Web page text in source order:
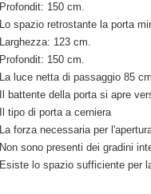
Profondit: 150 cm.
Lo spazio retrostante la porta
Larghezza: 123 cm.
Profondit: 150 cm.
La luce netta di passaggio 85
Il battente della porta si apre
Il tipo di porta a cerniera
La forza necessaria per
Non sono presenti dei gradini
Esiste lo spazio sufficiente per